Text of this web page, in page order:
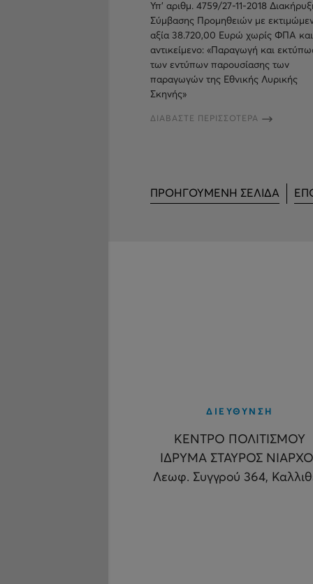
Υπ’ αριθμ. 4759/27-11-2018
Σύμβασης Προμηθειών με
αξία 38.720,00 Ευρώ χωρίς ΦΠΑ και
αντικείμενο: «Παραγωγή και
των εντύπων παρουσίασης των
παραγωγών της Εθνικής Λυρικής
Σκηνής»
ΔΙΑΒΑΣΤΕ ΠΕΡΙΣΣΟΤΕΡΑ
ΠΡΟΗΓΟΥΜΕΝΗ ΣΕΛΙΔΑ
ΔΙΕΥΘΥΝΣΗ
ΚΕΝΤΡΟ ΠΟΛΙΤΙΣΜΟΥ
ΙΔΡΥΜΑ ΣΤΑΥΡΟΣ
Λεωφ. Συγγρού 364,